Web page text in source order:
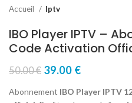
Accueil Iptv
IBO Player IPTV –
Code Activation
50.00€ 39.00 €
Abonnement IBO Player IPTV